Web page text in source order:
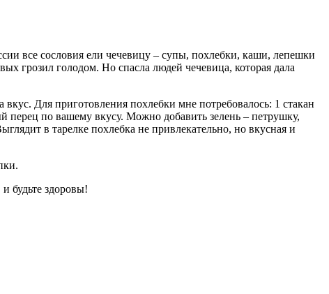
все сословия ели чечевицу – супы, похлебки, каши, лепешки
грозил голодом. Но спасла людей чечевица, которая дала
Для приготовления похлебки мне потребовалось: 1 стакан
перец по вашему вкусу. Можно добавить зелень – петрушку,
в тарелке похлебка не привлекательно, но вкусная и
будьте здоровы!